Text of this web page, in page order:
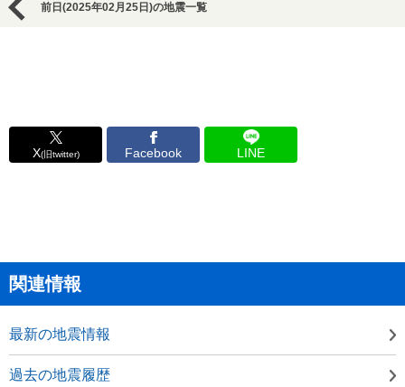
前日(2025年02月25日)の地震一覧
X(旧twitter) Facebook LINE
関連情報
最新の地震情報
過去の地震履歴